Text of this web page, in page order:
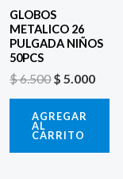
GLOBOS
METALICO 26
PULGADA NIÑOS
50PCS
$6.500$ 5.000
AGREGAR
AL
CARRITO